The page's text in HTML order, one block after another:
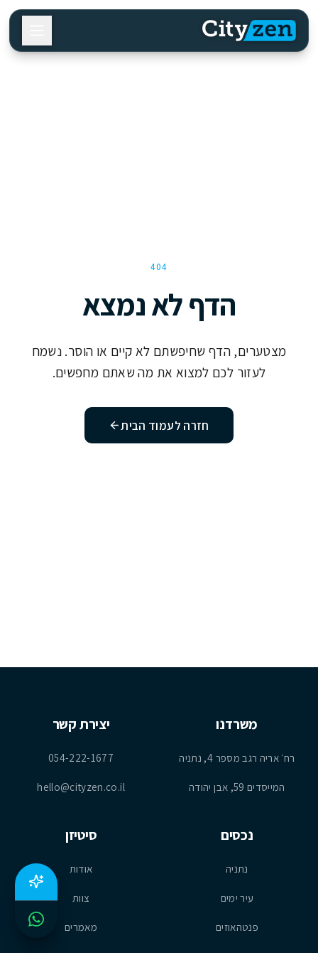
404
הדף לא נמצא
מצטערים, הדף שחיפשתם לא קיים או הוסר. נשמח
לעזור לכם למצוא את מה שאתם מחפשים.
חזרה לעמוד הבית
משרדנו
רח׳ אריה רגב מספר 4, נתניה
המייסדים 59, אבן יהודה
יצירת קשר
054-222-1677
hello@cityzen.co.il
נכסים
נתניה
עיר ימים
פנטהאוזים
סיטיזן
אודות
צוות
מאמרים